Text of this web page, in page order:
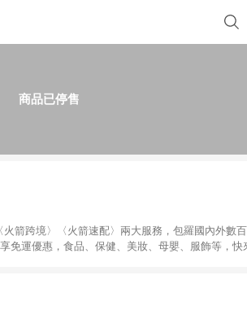
商品已停售
箭跨境〉〈火箭速配〉兩大服務，包羅國內外數
運優惠，食品、保健、美妝、母嬰、服飾等，快